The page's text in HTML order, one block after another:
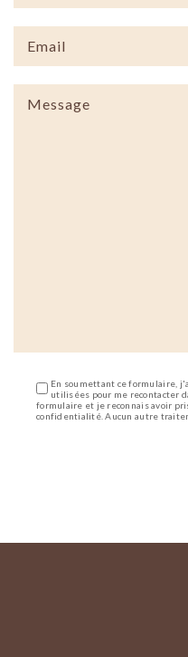
En soumettant ce formulaire,
utilisées pour me recontacter
formulaire et je reconnais avoir
confidentialité. Aucun autre